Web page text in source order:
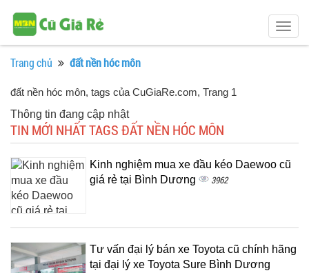
Trang chủ đất nền hóc môn
đất nền hóc môn, tags của CuGiaRe.com, Trang 1
Thông tin đang cập nhật
TIN MỚI NHẤT TAGS ĐẤT NỀN HÓC MÔN
Kinh nghiệm mua xe đầu kéo Daewoo cũ
giá rẻ tại Bình Dương
3962
Tư vấn đại lý bán xe Toyota cũ chính hãng
tại đại lý xe Toyota Sure Bình Dương